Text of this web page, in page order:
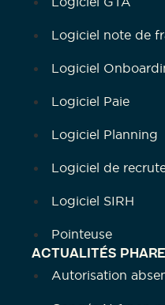
Logiciel note de
Logiciel
Logiciel Paie
Logiciel Planning
Logiciel de
Logiciel SIRH
Pointeuse
ACTUALITÉS
Autorisation